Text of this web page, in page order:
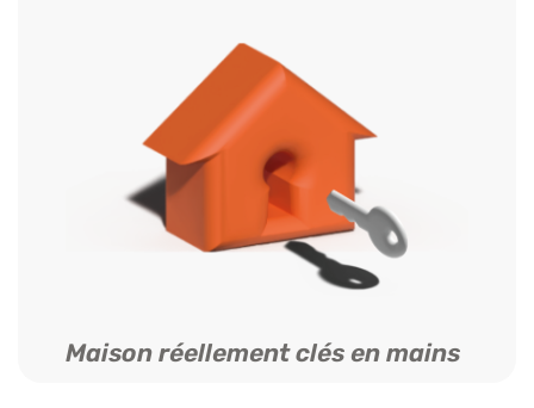
Maison réellement clés en mains